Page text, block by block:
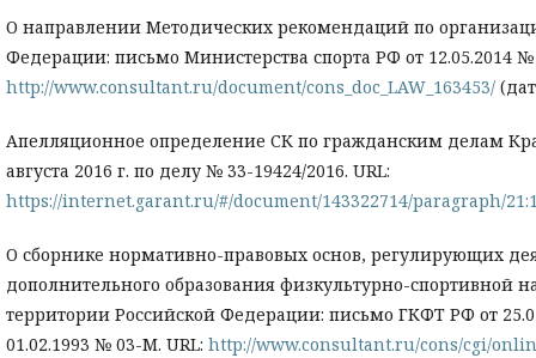
О направлении Методических рекомендаций по
Федерации: письмо Министерства спорта РФ от 12.05.2014
http://www.consultant.ru/document/cons_doc_LAW_163453/
Апелляционное определение СК по гражданским делам
августа 2016 г. по делу № 33-19424/2016. URL:
https://internet.garant.ru/#/document/143322714/paragraph/
О сборнике нормативно-правовых основ, регулирующих
дополнительного образования физкультурно-спортивной
территории Российской Федерации: письмо ГКФТ РФ от
01.02.1993 № 03-М. URL: http://www.consultant.ru/cons/cgi/